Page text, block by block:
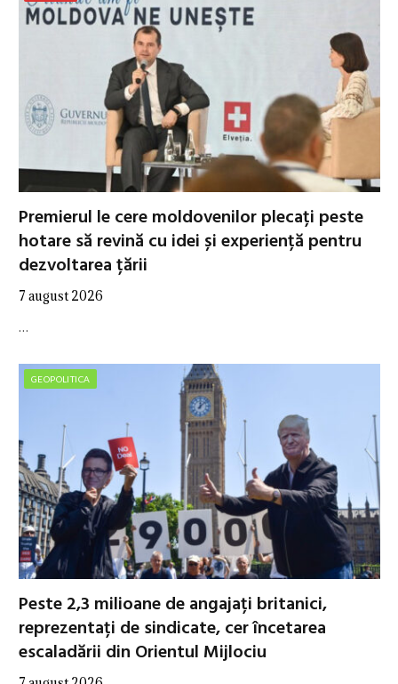
Premierul le cere moldovenilor plecați peste
hotare să revină cu idei și experiență pentru
dezvoltarea țării
7 august 2026
…
GEOPOLITICA
Peste 2,3 milioane de angajați britanici,
reprezentați de sindicate, cer încetarea
escaladării din Orientul Mijlociu